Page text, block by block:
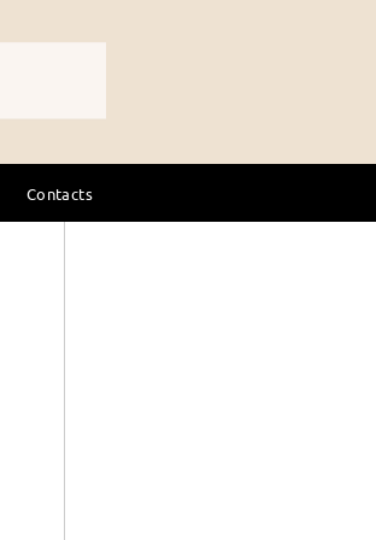
Contacts